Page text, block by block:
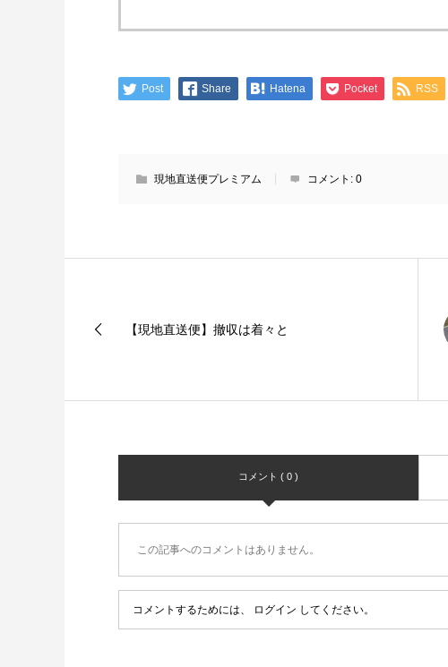
Post Share Hatena Pocket RSS
現地直送便プレミアム コメント: 0
【現地直送便】撤収は着々と
コメント ( 0 )
この記事へのコメントはありません。
コメントするためには、 ログイン してください。